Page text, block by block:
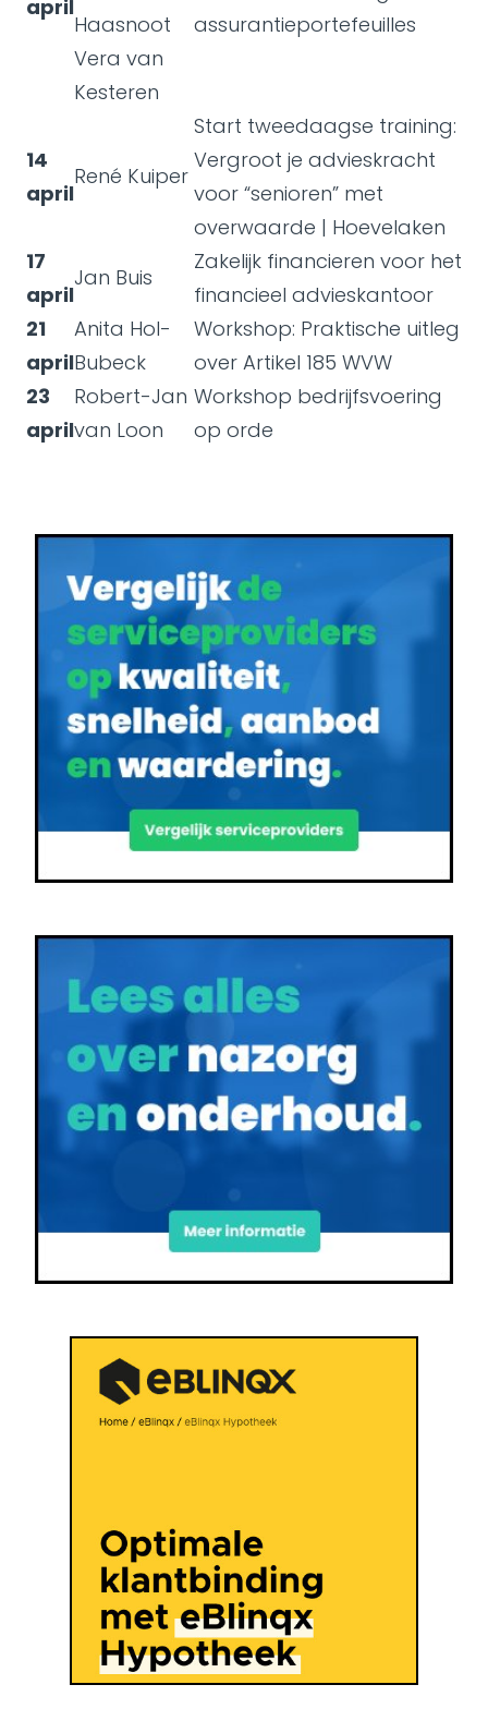
april
Haasnoot
Vera van
Kesteren
assurantieportefeuilles
14
april
René Kuiper
Start tweedaagse training:
Vergroot je advieskracht
voor “senioren” met
overwaarde | Hoevelaken
17
april
Jan Buis
Zakelijk financieren voor het
financieel advieskantoor
21
april
Anita Hol-
Bubeck
Workshop: Praktische uitleg
over Artikel 185 WVW
23
april
Robert-Jan
van Loon
Workshop bedrijfsvoering
op orde